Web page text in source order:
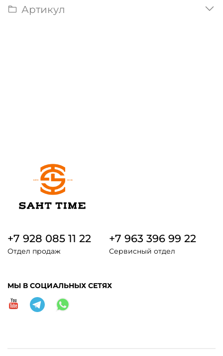
Артикул
+7 928 085 11 22
Отдел продаж
+7 963 396 99 22
Сервисный отдел
МЫ В СОЦИАЛЬНЫХ СЕТЯХ